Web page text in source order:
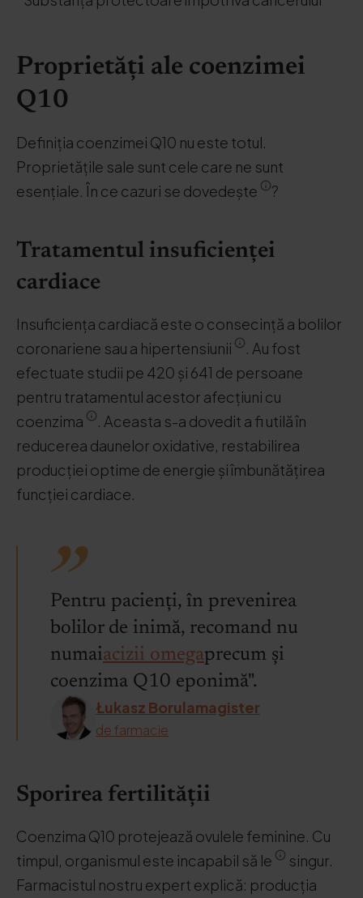
Proprietăți ale coenzimei
Q10
Definiția coenzimei Q10 nu este totul.
Proprietățile sale sunt cele care ne sunt
esențiale. În ce cazuri se dovedește
?
Tratamentul insuficienței
cardiace
Insuficiența cardiacă este o consecință a bolilor
coronariene sau a hipertensiunii
. Au fost
efectuate studii pe 420 și 641 de persoane
pentru tratamentul acestor afecțiuni cu
coenzima
. Aceasta s-a dovedit a fi utilă în
reducerea daunelor oxidative, restabilirea
producției optime de energie și îmbunătățirea
funcției cardiace.
Pentru pacienți, în prevenirea
bolilor de inimă, recomand nu
numaiacizii omegaprecum și
coenzima Q10 eponimă".
Łukasz Borulamagister
de farmacie
Sporirea fertilității
Coenzima Q10 protejează ovulele feminine. Cu
timpul, organismul este incapabil să le
singur.
Farmacistul nostru expert explică: producția